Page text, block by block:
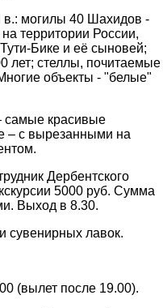
могилы 40 Шахидов -
территории России,
Бике и её сыновей;
лет; стеллы, почитаемые
объекты - "белые"
самые красивые
– с вырезанными на
Дербентского
5000 руб. Сумма
Выход в 8.30.
сувенирных лавок.
(вылет после 19.00).